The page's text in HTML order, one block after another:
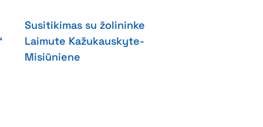
Susitikimas su žolininke
Laimute Kažukauskyte-
Misiūniene